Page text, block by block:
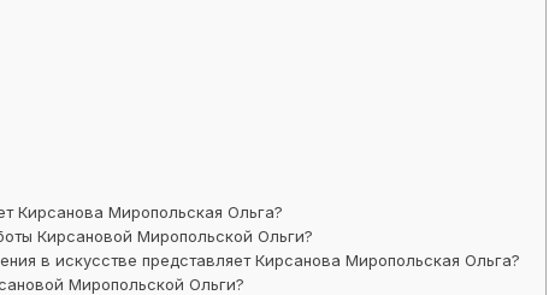
Кирсанова Миропольская Ольга?
Кирсановой Миропольской Ольги?
в искусстве представляет Кирсанова Миропольская Ольга?
Миропольской Ольги?